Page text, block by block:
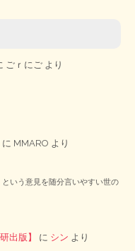
ごｒにご より
に MMARO より
いう意見を随分言いやすい世の
出版】 に シン より